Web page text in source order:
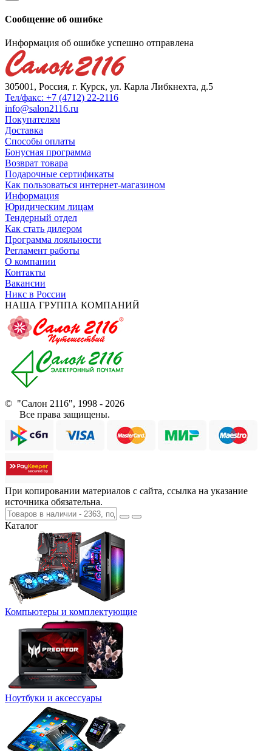
Сообщение об ошибке
Информация об ошибке успешно отправлена
305001, Россия, г. Курск, ул. Карла Либкнехта, д.5
Тел/факс: +7 (4712) 22-2116
info@salon2116.ru
Покупателям
Доставка
Способы оплаты
Бонусная программа
Возврат товара
Подарочные сертификаты
Как пользоваться интернет-магазином
Информация
Юридическим лицам
Тендерный отдел
Как стать дилером
Программа лояльности
Регламент работы
О компании
Контакты
Вакансии
Никс в России
НАША ГРУППА КОМПАНИЙ
© "Салон 2116", 1998 - 2026
Все права защищены.
При копировании материалов с сайта, ссылка на указание
источника обязательна.
Каталог
Компьютеры и комплектующие
Ноутбуки и аксессуары